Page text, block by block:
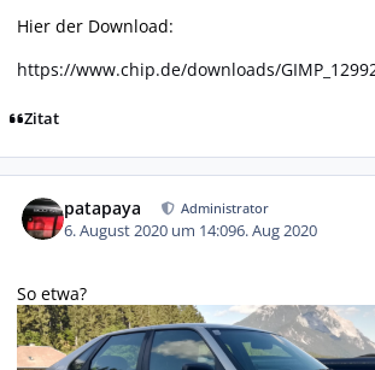
Hier der Download:
https://www.chip.de/downloads/
Zitat
patapaya Administrator
6. August 2020 um 14:096. Aug 2020
So etwa?